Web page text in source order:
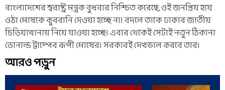
বাংলাদেশের স্বরাষ্ট্র মন্ত্রক বুধবার নিশ্চিত করেছে, ওই জনপ্রিয় হয়ে
ওঠা মোষকে কুরবানি দেওয়া হচ্ছে না। বদলে তাকে ঢাকার জাতীয়
চিড়িয়াখানায় নিয়ে যাওয়া হচ্ছে। এবার থেকেই সেটাই নতুন ঠিকানা
ডোনাল্ড ট্রাম্পের রূপী মোষের। সরকারই দেখভাল করবে তার।
আরও পড়ুন